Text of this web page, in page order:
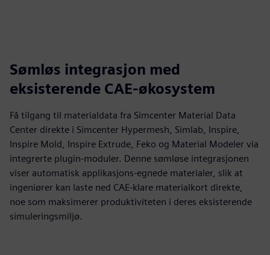
Sømløs integrasjon med
eksisterende CAE-økosystem
Få tilgang til materialdata fra Simcenter Material Data
Center direkte i Simcenter Hypermesh, Simlab, Inspire,
Inspire Mold, Inspire Extrude, Feko og Material Modeler via
integrerte plugin-moduler. Denne sømløse integrasjonen
viser automatisk applikasjons-egnede materialer, slik at
ingeniører kan laste ned CAE-klare materialkort direkte,
noe som maksimerer produktiviteten i deres eksisterende
simuleringsmiljø.